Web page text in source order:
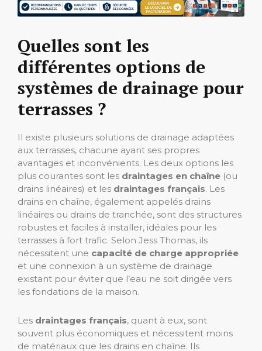
Quelles sont les
différentes options de
systèmes de drainage pour
terrasses ?
Il existe plusieurs solutions de drainage adaptées
aux terrasses, chacune ayant ses propres
avantages et inconvénients. Les deux options les
plus courantes sont les draintages en chaîne (ou
drains linéaires) et les draintages français. Les
drains en chaîne, également appelés drains
linéaires ou drains de tranchée, sont des structures
robustes et faciles à installer, idéales pour les
terrasses à fort trafic. Selon Jess Thomas, ils
nécessitent une capacité de charge appropriée
et une connexion à un système de drainage
existant pour éviter que l’eau ne soit dirigée vers
les fondations de la maison.
Les draintages français, quant à eux, sont
souvent plus économiques et nécessitent moins
de matériaux que les drains en chaîne. Ils